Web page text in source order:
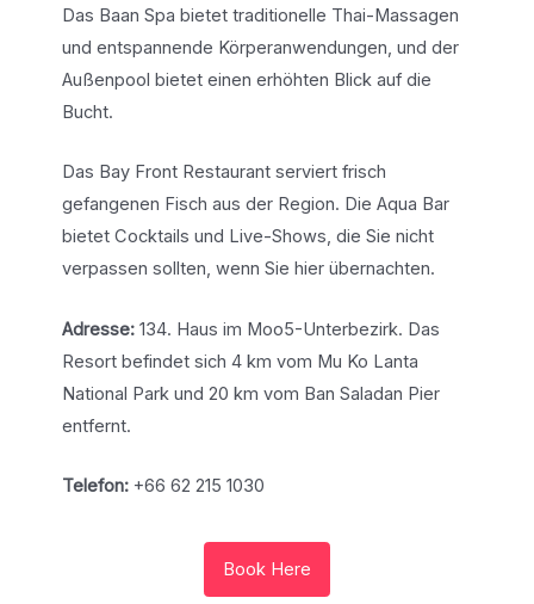
Das Baan Spa bietet traditionelle Thai-Massagen
und entspannende Körperanwendungen, und der
Außenpool bietet einen erhöhten Blick auf die
Bucht.
Das Bay Front Restaurant serviert frisch
gefangenen Fisch aus der Region. Die Aqua Bar
bietet Cocktails und Live-Shows, die Sie nicht
verpassen sollten, wenn Sie hier übernachten.
Adresse:134. Haus im Moo5-Unterbezirk. Das
Resort befindet sich 4 km vom Mu Ko Lanta
National Park und 20 km vom Ban Saladan Pier
entfernt.
Telefon:+66 62 215 1030
Book Here